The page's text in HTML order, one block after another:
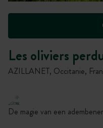
Les oliviers
AZILLANET, Occitanie,
De magie van een